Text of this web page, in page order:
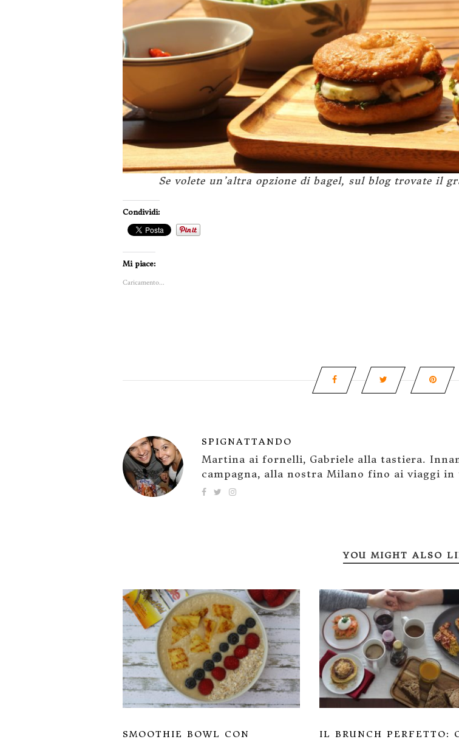
Se volete un’altra opzione di bagel, sul blog trovate il
Condividi:
Mi piace:
Caricamento...
SPIGNATTANDO
Martina ai fornelli, Gabriele alla tastiera.
campagna, alla nostra Milano fino ai viaggi
YOU MIGHT ALSO
SMOOTHIE BOWL CON
IL BRUNCH PERFETTO: